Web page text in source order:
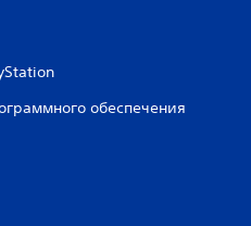
обеспечения